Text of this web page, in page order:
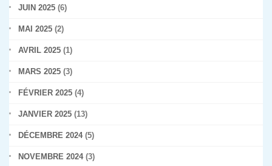
JUIN 2025 (6)
MAI 2025 (2)
AVRIL 2025 (1)
MARS 2025 (3)
FÉVRIER 2025 (4)
JANVIER 2025 (13)
DÉCEMBRE 2024(5)
NOVEMBRE 2024(3)